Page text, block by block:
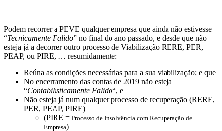
Podem recorrer a PEVE qualquer empresa que ainda não estivesse
“Tecnicamente Falido” no final do ano passado, e desde que não
esteja já a decorrer outro processo de Viabilização RERE, PER,
PEAP, ou PIRE, … resumidamente:
Reúna as condições necessárias para a sua viabilização; e que
No encerramento das contas de 2019 não esteja
“Contabilisticamente Falido“, e
Não esteja já num qualquer processo de recuperação (RERE,
PER, PEAP, PIRE)
(PIRE = Processo de Insolvência com Recuperação de
Empresa)